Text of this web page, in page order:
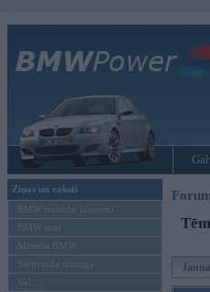
Ziņas un raksti
BMW modeļu jaunumi
BMW testi
Mēneša BMW
Sērijveida tūnings
Vel...